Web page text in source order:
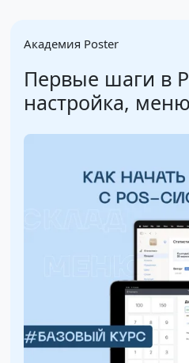
Академия Poster
Первые шаги в
настройка,